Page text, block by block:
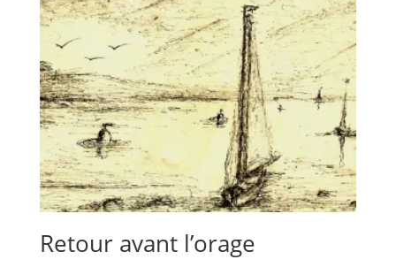
Retour avant l’orage